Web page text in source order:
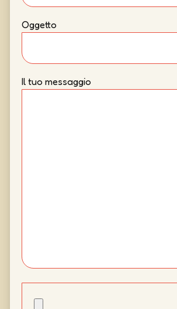
Oggetto
Il tuo messaggio